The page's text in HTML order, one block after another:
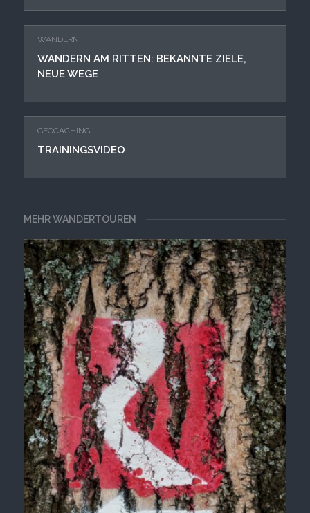
WANDERN
WANDERN AM RITTEN: BEKANNTE ZIELE,
NEUE WEGE
GEOCACHING
TRAININGSVIDEO
MEHR WANDERTOUREN